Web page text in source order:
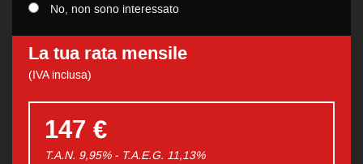
No, non sono interessato
La tua rata mensile
(IVA inclusa)
147 €
T.A.N. 9,95% - T.A.E.G. 11,13%